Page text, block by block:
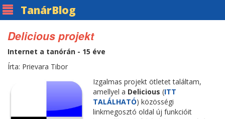
TanárBlog
Delicious projekt
Internet a tanórán - 15 éve
Írta: Prievara Tibor
Izgalmas projekt ötletet találtam,
amellyel a Delicious (ITT
TALÁLHATÓ) közösségi
linkmegosztó oldal új funkcióit